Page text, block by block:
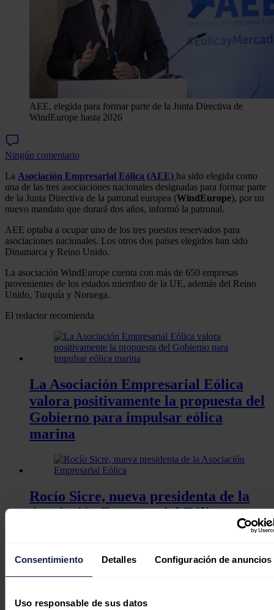
Consentimiento Detalles Configuración de anuncios
Uso responsable de sus datos
AEE, elegida para formar parte de la Junta Directiva de
WindEurope hasta 2026
Ningún comentario
La Asociación Empresarial Eólica (AEE) ha sido elegida como
una de las tres asociaciones nacionales designadas para formar parte
de la Junta Directiva de la patronal europea (WindEurope), por un
nuevo mandato que durará dos años, informó la patronal.
AEE optaba a ocupar uno de los tres puestos reservados para
asociaciones nacionales. Los otros dos países elegidos han sido
Dinamarca y Reino Unido.
La asociación WindEurope cuenta con más de 650 empresas
provenientes de los estados miembro de la UE, además del Reino
Unido, Turquía y Noruega.
El redactor recomienda
La Asociación Empresarial Eólica
valora positivamente la propuesta del
Gobierno para impulsar eólica
marina
Rocío Sicre, nueva presidenta de la
Asociación Empresarial Eólica
La AEE subraya la fortaleza eólica de